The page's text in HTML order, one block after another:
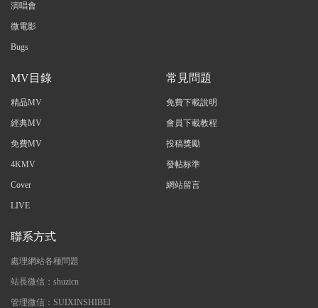
演唱會
微電影
Bugs
MV目錄
精品MV
經典MV
免費MV
4KMV
Cover
LIVE
常見問題
免費下載說明
會員下載教程
投稿獎勵
發帖标準
網站留言
聯系方式
處理網站各種問題
站長微信：shuzicn
管理微信：SUIXINSHIBEI